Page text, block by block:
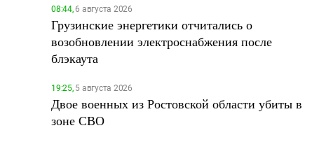
08:44,6 августа 2026
Грузинские энергетики отчитались о
возобновлении электроснабжения после
блэкаута
19:25,5 августа 2026
Двое военных из Ростовской области убиты в
зоне СВО